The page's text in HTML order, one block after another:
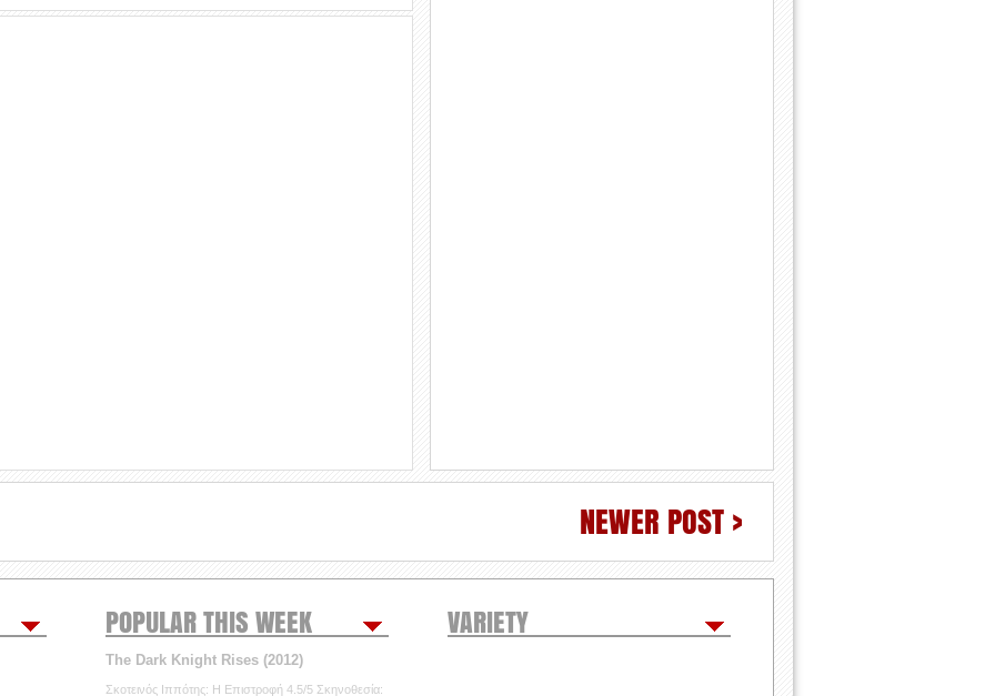
NEWER POST >
POPULAR THIS WEEK
The Dark Knight Rises (2012)
Σκοτεινός Ιππότης: Η Επιστροφή 4.5/5 Σκηνοθεσία:
VARIETY